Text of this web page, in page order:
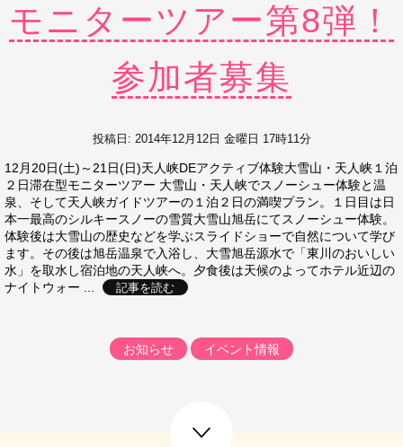
モニターツアー第8弾！
参加者募集
投稿日: 2014年12月12日 金曜日 17時11分
12月20日(土)～21日(日)天人峡DEアクティブ体験大雪山・天人峡１泊
２日滞在型モニターツアー 大雪山・天人峡でスノーシュー体験と温
泉、そして天人峡ガイドツアーの１泊２日の満喫プラン。１日目は日
本一最高のシルキースノーの雪質大雪山旭岳にてスノーシュー体験。
体験後は大雪山の歴史などを学ぶスライドショーで自然について学び
ます。その後は旭岳温泉で入浴し、大雪旭岳源水で「東川のおいしい
水」を取水し宿泊地の天人峡へ。夕食後は天候のよってホテル近辺の
ナイトウォー ...
記事を読む
お知らせ イベント情報